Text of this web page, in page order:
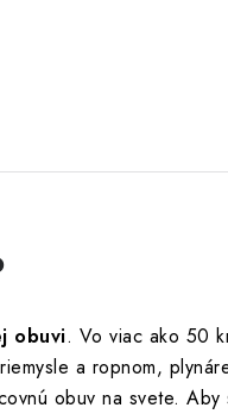
obuvi. Vo viac ako 50
a ropnom,
obuv na svete.